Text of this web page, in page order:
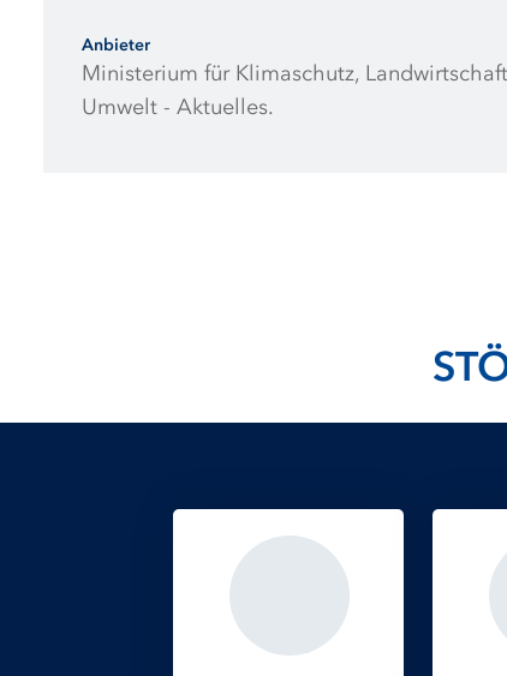
legten die erneuerbaren Energien zu:
Geothermie aus Wärmepumpen um 19
Biokraftstoffen und Strom im
Anbieter
Ministerium für Klimaschutz,
Umwelt - Aktuelles.